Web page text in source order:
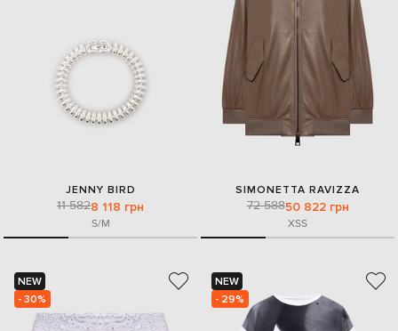
JENNY BIRD
11 5828 118 грн
S/M
SIMONETTA RAVIZZA
72 58850 822 грн
XSS
NEW
- 30%
NEW
- 29%